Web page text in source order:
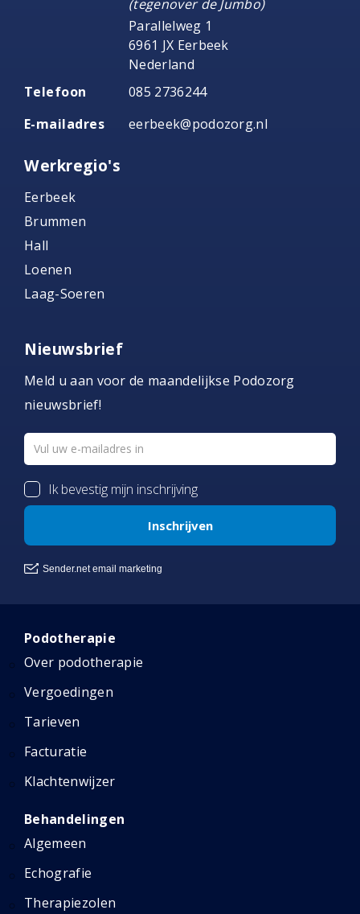
(tegenover de Jumbo)
Parallelweg 1
6961 JX Eerbeek
Nederland
Telefoon
085 2736244
E-mailadres
eerbeek@podozorg.nl
Werkregio's
Eerbeek
Brummen
Hall
Loenen
Laag-Soeren
Nieuwsbrief
Meld u aan voor de maandelijkse Podozorg
nieuwsbrief!
Podotherapie
Over podotherapie
Vergoedingen
Tarieven
Facturatie
Klachtenwijzer
Behandelingen
Algemeen
Echografie
Therapiezolen